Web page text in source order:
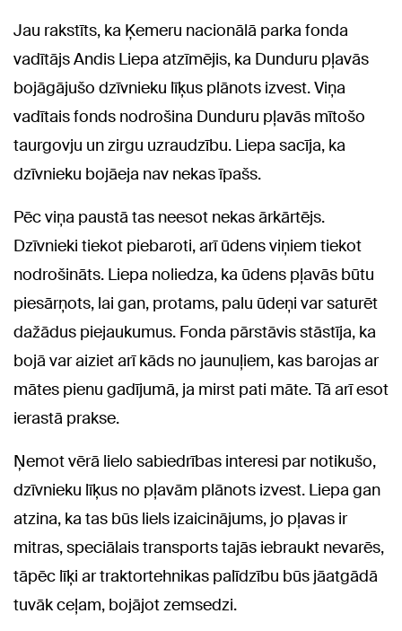
Jau rakstīts, ka Ķemeru nacionālā parka fonda
vadītājs Andis Liepa atzīmējis, ka Dunduru pļavās
bojāgājušo dzīvnieku līķus plānots izvest. Viņa
vadītais fonds nodrošina Dunduru pļavās mītošo
taurgovju un zirgu uzraudzību. Liepa sacīja, ka
dzīvnieku bojāeja nav nekas īpašs.
Pēc viņa paustā tas neesot nekas ārkārtējs.
Dzīvnieki tiekot piebaroti, arī ūdens viņiem tiekot
nodrošināts. Liepa noliedza, ka ūdens pļavās būtu
piesārņots, lai gan, protams, palu ūdeņi var saturēt
dažādus piejaukumus. Fonda pārstāvis stāstīja, ka
bojā var aiziet arī kāds no jaunuļiem, kas barojas ar
mātes pienu gadījumā, ja mirst pati māte. Tā arī esot
ierastā prakse.
Ņemot vērā lielo sabiedrības interesi par notikušo,
dzīvnieku līķus no pļavām plānots izvest. Liepa gan
atzina, ka tas būs liels izaicinājums, jo pļavas ir
mitras, speciālais transports tajās iebraukt nevarēs,
tāpēc līķi ar traktortehnikas palīdzību būs jāatgādā
tuvāk ceļam, bojājot zemsedzi.